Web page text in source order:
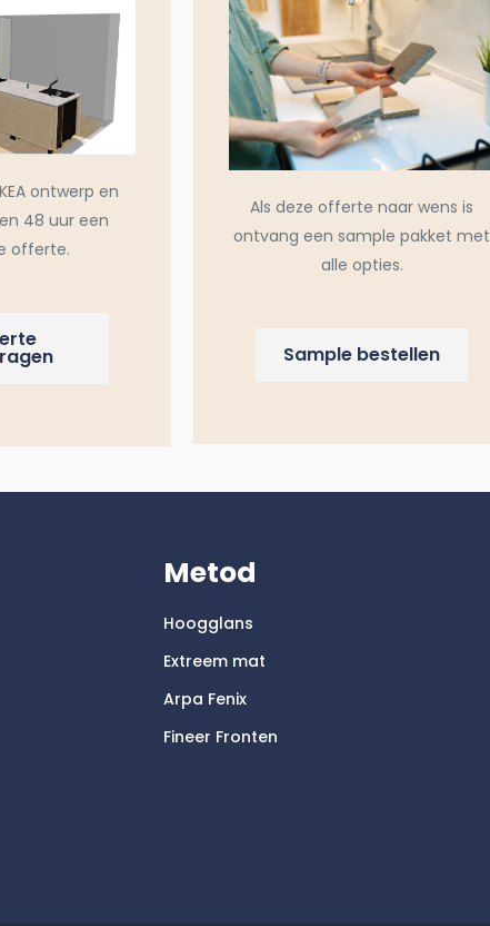
ontwerp en
48 uur een
offerte.
Als deze offerte naar wens is
ontvang een sample pakket met
alle opties.
Sample bestellen
Metod
Hoogglans
Extreem mat
Arpa Fenix
Fineer Fronten